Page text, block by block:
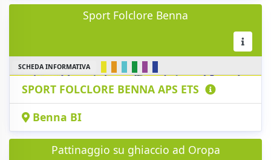
Sport Folclore Benna
SCHEDA INFORMATIVA
SPORT FOLCLORE BENNA APS ETS
Benna BI
Pattinaggio su ghiaccio ad Oropa